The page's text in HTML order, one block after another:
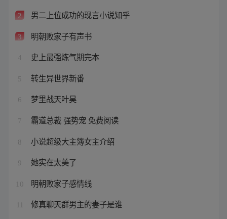
2 男二上位成功的现言小说知乎
3 明朝败家子有声书
4 史上最强炼气期完本
5 转生异世界新番
6 梦里战天叶昊
7 霸道总裁 强势宠 免费阅读
8 小说超级大主簿女主介绍
9 她实在太美了
10 明朝败家子感情线
修真聊天群男主的妻子是谁